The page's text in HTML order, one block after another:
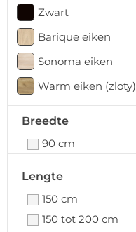
Zwart
Barique eiken
Sonoma eiken
Warm eiken (zloty)
Breedte
90 cm
Lengte
150 cm
150 tot 200 cm